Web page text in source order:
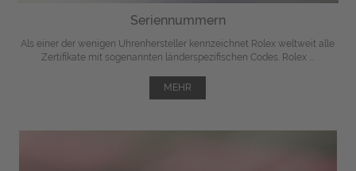
Seriennummern
Als einer der wenigen Uhrenhersteller kennzeichnet Rolex weltweit alle
Zertifikate mit sogenannten länderspezifischen Codes. Rolex ...
MEHR